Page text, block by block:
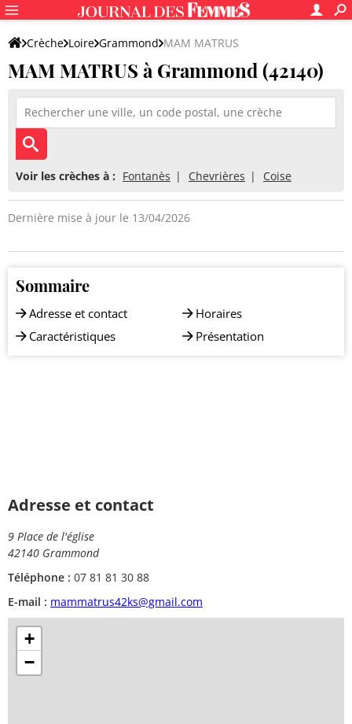
Crèche Loire Grammond MAM MATRUS
MAM MATRUS à Grammond (42140)
Voir les crèches à : Fontanès Chevrières Coise
Dernière mise à jour le 13/04/2026
Sommaire
Adresse et contact
Caractéristiques
Horaires
Présentation
Adresse et contact
9 Place de l'église
42140 Grammond
Téléphone : 07 81 81 30 88
E-mail : mammatrus42ks@gmail.com
+
−